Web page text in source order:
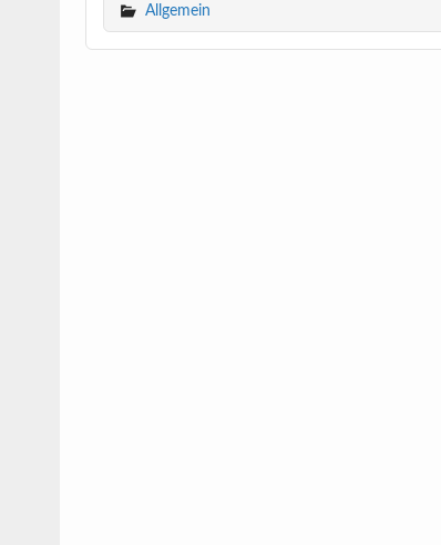
Allgemein